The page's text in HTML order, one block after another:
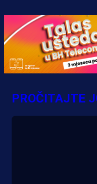
Borac do
Banje
zbog
PROČITAJTE